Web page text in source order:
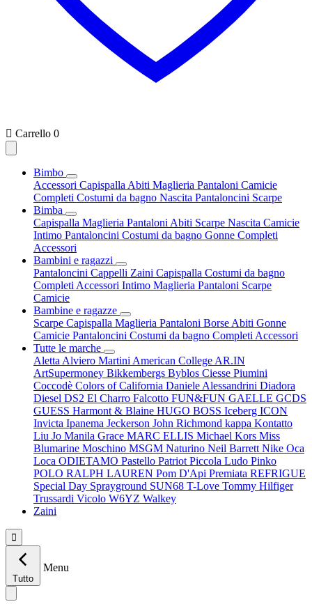
 Carrello 0
Bimbo
Accessori Capispalla Abiti Maglieria Pantaloni Camicie
Completi Costumi da bagno Nascita Pantaloncini Scarpe
Bimba
Capispalla Maglieria Pantaloni Abiti Scarpe Nascita Camicie
Intimo Pantaloncini Costumi da bagno Gonne Completi
Accessori
Bambini e ragazzi
Pantaloncini Cappelli Zaini Capispalla Costumi da bagno
Completi Accessori Intimo Maglieria Pantaloni Scarpe
Camicie
Bambine e ragazze
Scarpe Capispalla Maglieria Pantaloni Borse Abiti Gonne
Camicie Pantaloncini Costumi da bagno Completi Accessori
Tutte le marche
Aletta Alviero Martini American College AR.IN
ArtSupermoney Bikkembergs Byblos Ciesse Piumini
Coccodè Colors of California Daniele Alessandrini Diadora
Diesel DS2 El Charro Falcotto FUN&FUN GAELLE GCDS
GUESS Harmont & Blaine HUGO BOSS Iceberg ICON
Invicta Ipanema Jeckerson John Richmond kappa Kontatto
Liu Jo Manila Grace MARC ELLIS Michael Kors Miss
Blumarine Moschino MSGM Naturino Neil Barrett Nike Oca
Loca ODIETAMO Pastello Patriot Piccola Ludo Pinko
POLO RALPH LAUREN Pom D'Api Premiata REFRIGUE
Special Day Sprayground SUN68 T-Love Tommy Hilfiger
Trussardi Vicolo W6YZ Walkey
Zaini

Tutto
Menu